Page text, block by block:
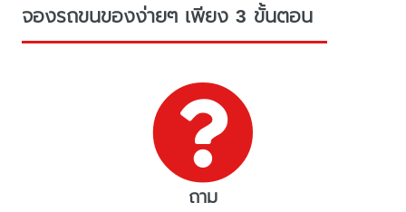
จองรถขนของง่ายๆ เพียง 3 ขั้นตอน
ถาม